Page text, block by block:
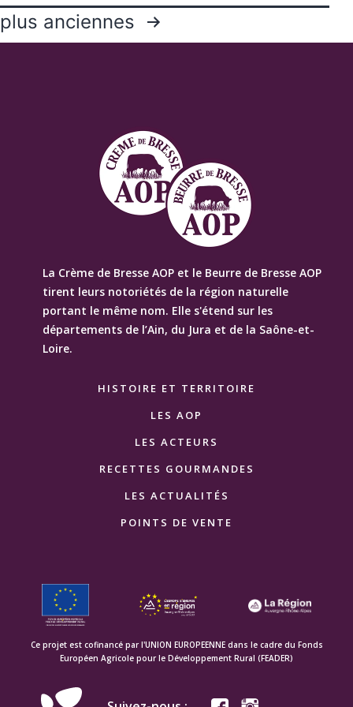
Pagination
des
plus anciennes
La Crème de Bresse AOP et le Beurre de Bresse AOP
tirent leurs notoriétés de la région naturelle
portant le même nom. Elle s'étend sur les
départements de l’Ain, du Jura et de la Saône-et-
Loire.
HISTOIRE ET TERRITOIRE
LES AOP
LES ACTEURS
RECETTES GOURMANDES
LES ACTUALITÉS
POINTS DE VENTE
Ce projet est cofinancé par l'UNION EUROPEENNE dans le cadre du Fonds
Européen Agricole pour le Développement Rural (FEADER)